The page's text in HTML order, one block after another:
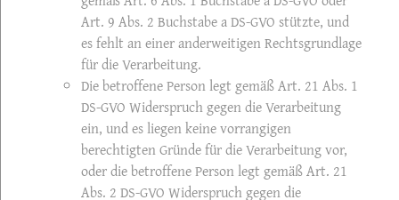
Art. 9 Abs. 2 Buchstabe a DS-GVO stützte, und
es fehlt an einer anderweitigen Rechtsgrundlage
für die Verarbeitung.
Die betroffene Person legt gemäß Art. 21 Abs. 1
DS-GVO Widerspruch gegen die Verarbeitung
ein, und es liegen keine vorrangigen
berechtigten Gründe für die Verarbeitung vor,
oder die betroffene Person legt gemäß Art. 21
Abs. 2 DS-GVO Widerspruch gegen die